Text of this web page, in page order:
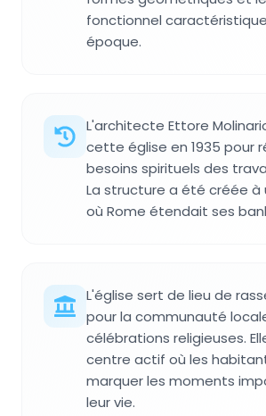
fonctionnel
époque.
L'architecte Ettore
cette église en 1935 pour
besoins spirituels des
La structure a été créée à
où Rome étendait ses
L'église sert de lieu de
pour la communauté
célébrations religieuses.
centre actif où les
marquer les moments
leur vie.